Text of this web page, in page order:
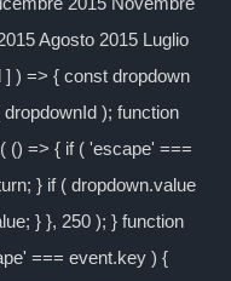
Agosto 2015 Luglio
] ) => { const dropdown
); function
() => { if ( 'escape' ===
} if ( dropdown.value
} }, 250 ); } function
=== event.key ) {